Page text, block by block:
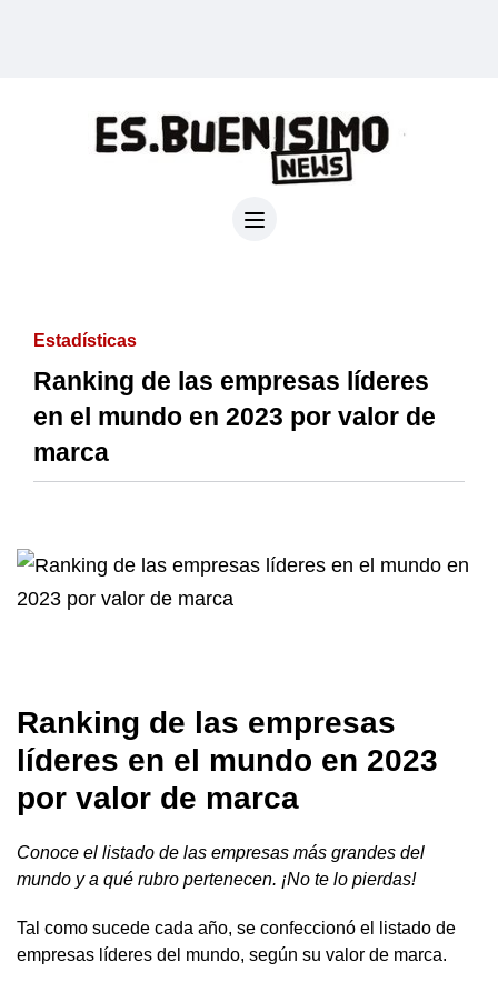
Estadísticas
Ranking de las empresas líderes
en el mundo en 2023 por valor de
marca
Ranking de las empresas
líderes en el mundo en 2023
por valor de marca
Conoce el listado de las empresas más grandes del
mundo y a qué rubro pertenecen. ¡No te lo pierdas!
Tal como sucede cada año, se confeccionó el listado de
empresas líderes del mundo, según su valor de marca.